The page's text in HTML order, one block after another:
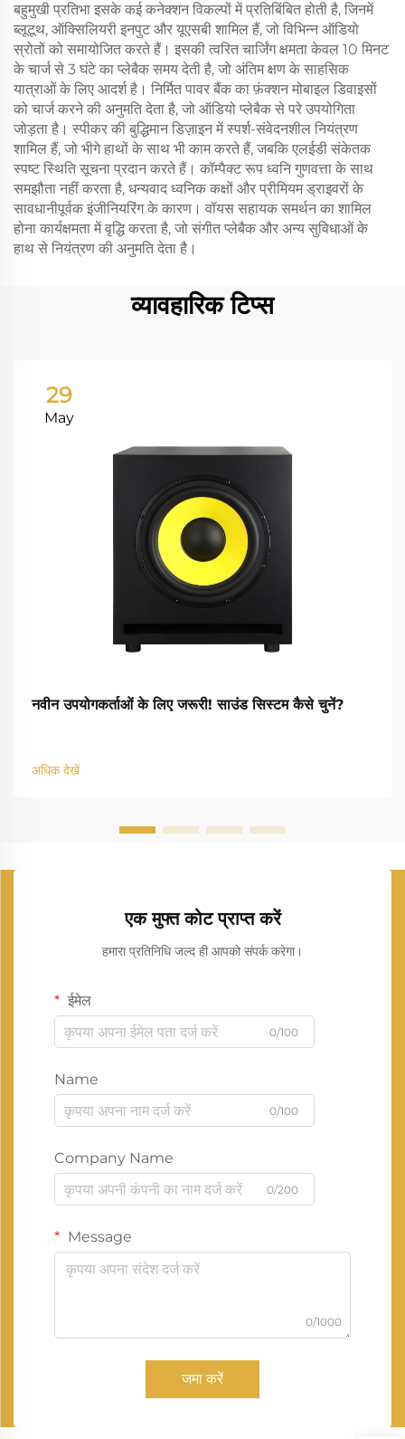
बहुमुखी प्रतिभा इसके कई कनेक्शन विकल्पों में प्रतिबिंबित होती है, जिनमें
ब्लूटूथ, ऑक्सिलियरी इनपुट और यूएसबी शामिल हैं, जो विभिन्न ऑडियो
स्रोतों को समायोजित करते हैं। इसकी त्वरित चार्जिंग क्षमता केवल 10 मिनट
के चार्ज से 3 घंटे का प्लेबैक समय देती है, जो अंतिम क्षण के साहसिक
यात्राओं के लिए आदर्श है। निर्मित पावर बैंक का फ़ंक्शन मोबाइल डिवाइसों
को चार्ज करने की अनुमति देता है, जो ऑडियो प्लेबैक से परे उपयोगिता
जोड़ता है। स्पीकर की बुद्धिमान डिज़ाइन में स्पर्श-संवेदनशील नियंत्रण
शामिल हैं, जो भीगे हाथों के साथ भी काम करते हैं, जबकि एलईडी संकेतक
स्पष्ट स्थिति सूचना प्रदान करते हैं। कॉम्पैक्ट रूप ध्वनि गुणवत्ता के साथ
समझौता नहीं करता है, धन्यवाद ध्वनिक कक्षों और प्रीमियम ड्राइवरों के
सावधानीपूर्वक इंजीनियरिंग के कारण। वॉयस सहायक समर्थन का शामिल
होना कार्यक्षमता में वृद्धि करता है, जो संगीत प्लेबैक और अन्य सुविधाओं के
हाथ से नियंत्रण की अनुमति देता है।
व्यावहारिक टिप्स
29
May
नवीन उपयोगकर्ताओं के लिए जरूरी! साउंड सिस्टम कैसे चुनें?
अधिक देखें
एक मुफ्त कोट प्राप्त करें
हमारा प्रतिनिधि जल्द ही आपको संपर्क करेगा।
ईमेल
0/100
Name
0/100
Company Name
0/200
Message
0/1000
जमा करें